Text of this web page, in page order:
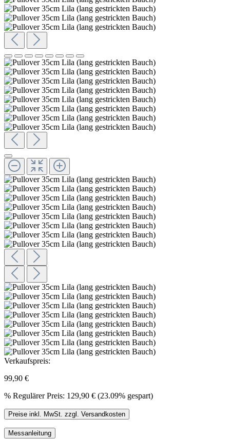
Verkaufspreis:
99,90 €
% Regulärer Preis: 129,90 € (23.09% gespart)
Preise inkl. MwSt. zzgl. Versandkosten
Messanleitung